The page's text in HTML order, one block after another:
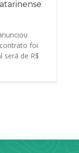
foi
será de R$